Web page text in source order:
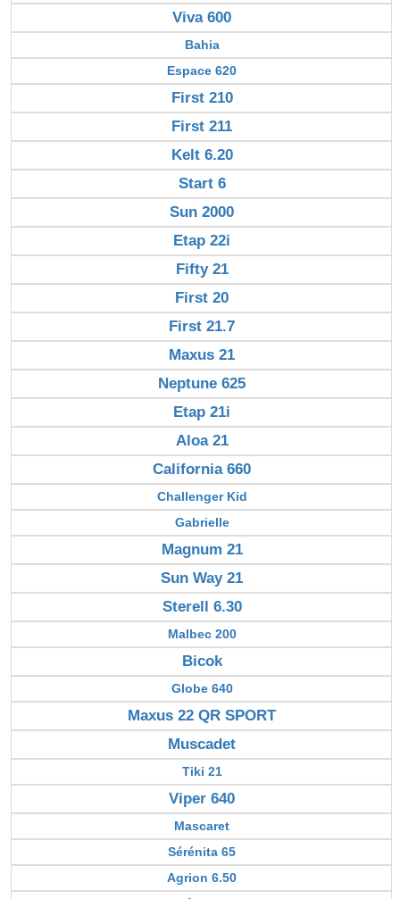
Viva 600
Bahia
Espace 620
First 210
First 211
Kelt 6.20
Start 6
Sun 2000
Etap 22i
Fifty 21
First 20
First 21.7
Maxus 21
Neptune 625
Etap 21i
Aloa 21
California 660
Challenger Kid
Gabrielle
Magnum 21
Sun Way 21
Sterell 6.30
Malbec 200
Bicok
Globe 640
Maxus 22 QR SPORT
Muscadet
Tiki 21
Viper 640
Mascaret
Sérénita 65
Agrion 6.50